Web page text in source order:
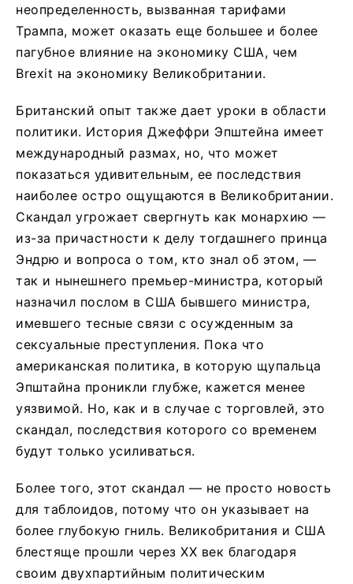
неопределенность, вызванная тарифами
Трампа, может оказать еще большее и более
пагубное влияние на экономику США, чем
Brexit на экономику Великобритании.
Британский опыт также дает уроки в области
политики. История Джеффри Эпштейна имеет
международный размах, но, что может
показаться удивительным, ее последствия
наиболее остро ощущаются в Великобритании.
Скандал угрожает свергнуть как монархию —
из-за причастности к делу тогдашнего принца
Эндрю и вопроса о том, кто знал об этом, —
так и нынешнего премьер-министра, который
назначил послом в США бывшего министра,
имевшего тесные связи с осужденным за
сексуальные преступления. Пока что
американская политика, в которую щупальца
Эпштайна проникли глубже, кажется менее
уязвимой. Но, как и в случае с торговлей, это
скандал, последствия которого со временем
будут только усиливаться.
Более того, этот скандал — не просто новость
для таблоидов, потому что он указывает на
более глубокую гниль. Великобритания и США
блестяще прошли через XX век благодаря
своим двухпартийным политическим